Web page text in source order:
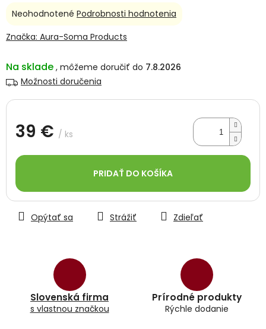
Na sklade
7.8.2026
Možnosti doručenia
39 € / ks
cena:
PRIDAŤ DO KOŠÍKA
Slovenská firma
s vlastnou značkou
Prírodné produkty
Rýchle dodanie
Opýtať sa Strážiť Zdieľať
Priemerné
produktu
z
5
Neohodnotené Podrobnosti hodnotenia
Značka: Aura-Soma Products